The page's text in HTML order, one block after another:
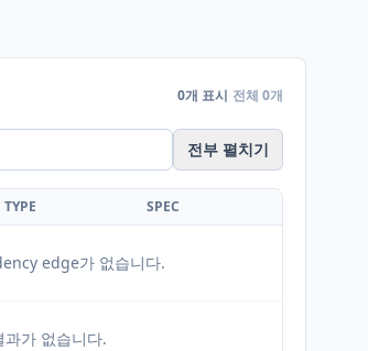
0개 표시 전체 0개
전부 펼치기
TYPE SPEC
edge가 없습니다.
과가 없습니다.